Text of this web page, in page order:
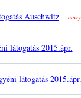
Auschwitz nowy
látogatás 2015.ápr.
látogatás 2015.ápr.